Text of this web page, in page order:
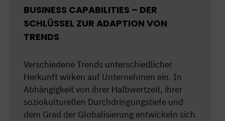
BUSINESS CAPABILITIES – DER
SCHLÜSSEL ZUR ADAPTION VON
TRENDS
Verschiedene Trends unterschiedlicher
Herkunft wirken auf Unternehmen ein. In
Abhängigkeit von ihrer Halbwertzeit, ihrer
soziokulturellen Durchdringungstiefe und
dem Grad der Globalisierung entwickeln sich